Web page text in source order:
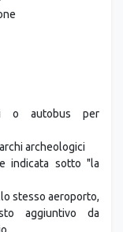
o autobus per
archeologici
indicata sotto "la
stesso aeroporto,
aggiuntivo da
a un periodo di 24
puntualmente o